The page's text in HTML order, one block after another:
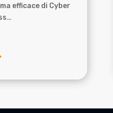
efficace di Cyber